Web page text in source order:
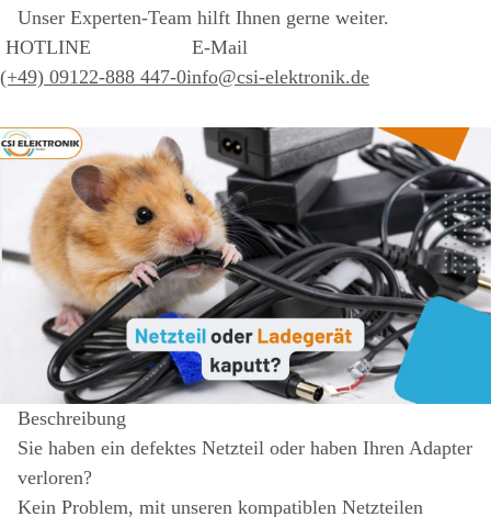
Unser Experten-Team hilft Ihnen gerne weiter.
HOTLINE
(+49) 09122-888 447-0
E-Mail
info@csi-elektronik.de
Beschreibung
Sie haben ein defektes Netzteil oder haben Ihren Adapter
verloren?
Kein Problem, mit unseren kompatiblen Netzteilen